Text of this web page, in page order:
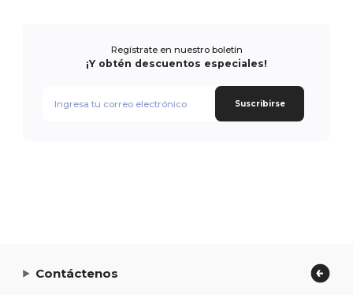
Regístrate en nuestro boletín
¡Y obtén descuentos especiales!
Suscribirse
Contáctenos